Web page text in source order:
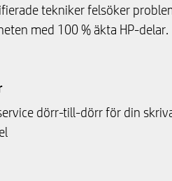
tekniker felsöker
med 100 % äkta HP-delar.
dörr-till-dörr för din